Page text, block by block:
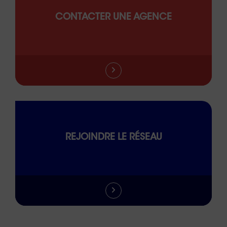
CONTACTER UNE AGENCE
REJOINDRE LE RÉSEAU